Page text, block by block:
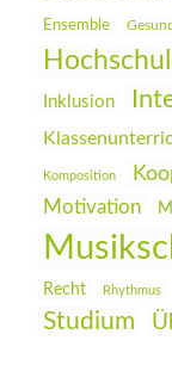
Ensemble
Inklusion
Komposition
Motivation
Recht Rhythmus
Studium